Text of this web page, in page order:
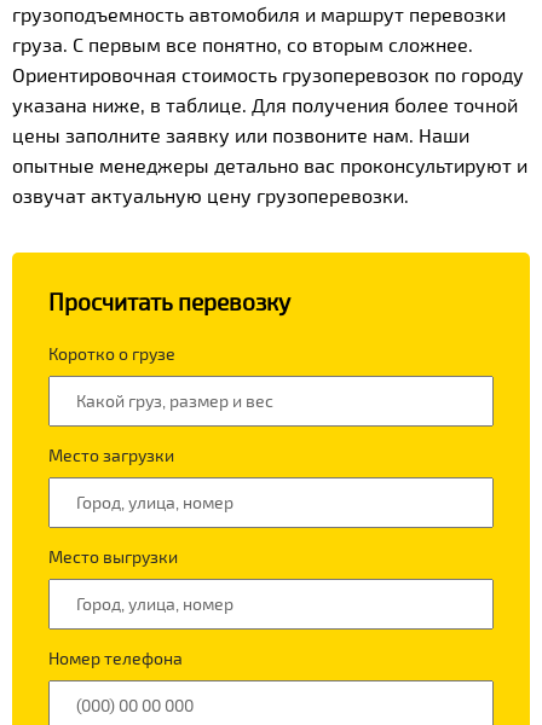
грузоподъемность автомобиля и маршрут перевозки
груза. С первым все понятно, со вторым сложнее.
Ориентировочная стоимость грузоперевозок по городу
указана ниже, в таблице. Для получения более точной
цены заполните заявку или позвоните нам. Наши
опытные менеджеры детально вас проконсультируют и
озвучат актуальную цену грузоперевозки.
Просчитать перевозку
Коротко о грузе
Место загрузки
Место выгрузки
Номер телефона